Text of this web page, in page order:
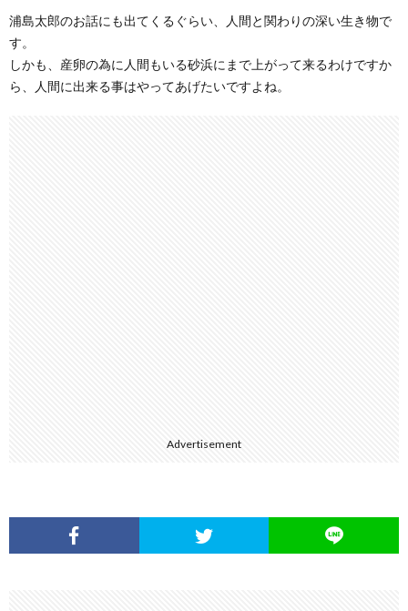
浦島太郎のお話にも出てくるぐらい、人間と関わりの深い生き物で
す。
しかも、産卵の為に人間もいる砂浜にまで上がって来るわけですか
ら、人間に出来る事はやってあげたいですよね。
Advertisement